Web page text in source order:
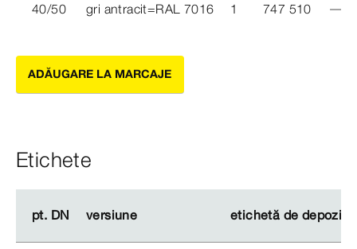
40/50 gri antracit=RAL 7016 1 747 510
ADĂUGARE LA MARCAJE
Etichete
pt. DN versiune etichetă de
pt. DN versiune etichetă de